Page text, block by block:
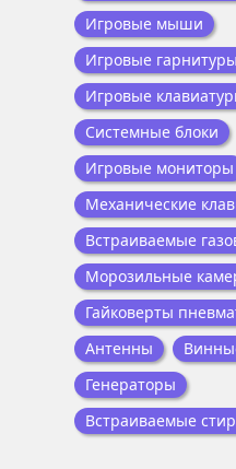
Игровые мыши
Игровые гарнитуры
Игровые
Системные блоки
Игровые мониторы
Механические
Встраиваемые
Морозильные
Гайковерты
Антенны
Генераторы
Встраиваемые